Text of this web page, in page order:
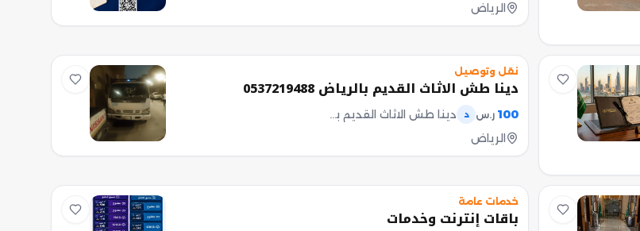
الرياض
نقل وتوصيل
دينا طش الاثاث القديم بالرياض 0537219488
100 ر.س د
دينا طش الاثاث القديم بالرياض 0537219488
الرياض
خدمات عامة
باقات إنترنت وخدمات